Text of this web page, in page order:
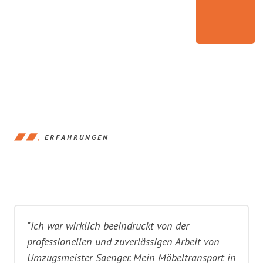
ERFAHRUNGEN
"Ich war wirklich beeindruckt von der
professionellen und zuverlässigen Arbeit von
Umzugsmeister Saenger. Mein Möbeltransport in